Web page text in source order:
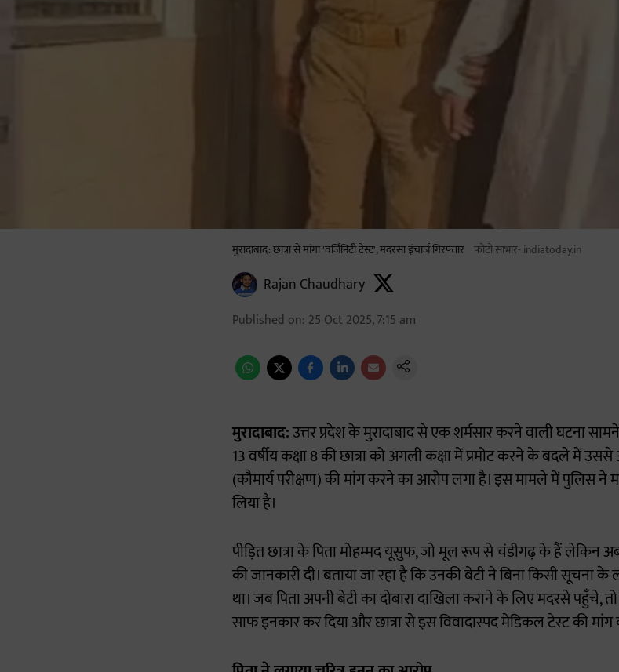
मुरादाबाद: छात्रा से मांगा 'वर्जिनिटी टेस्ट', मदरसा इंचार्ज गिरफ्तार फोटो साभार- indiatoday.in
Rajan Chaudhary
Published on: 25 Oct 2025, 7:15 am
मुरादाबाद:उत्तर प्रदेश के मुरादाबाद से एक शर्मसार करने वाली घटना
13 वर्षीय कक्षा 8 की छात्रा को अगली कक्षा में प्रमोट करने के बदले में
(कौमार्य परीक्षण) की मांग करने का आरोप लगा है। इस मामले में पुलिस ने
लिया है।
पीड़ित छात्रा के पिता मोहम्मद यूसुफ, जो मूल रूप से चंडीगढ़ के हैं लेकिन
की जानकारी दी। बताया जा रहा है कि उनकी बेटी ने बिना किसी
था। जब पिता अपनी बेटी का दोबारा दाखिला कराने के लिए मदरसे पहुँचे,
साफ इनकार कर दिया और छात्रा से इस विवादास्पद मेडिकल टेस्ट की मांग